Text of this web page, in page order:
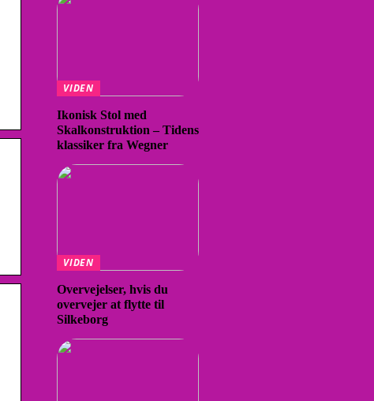
VIDEN
Ikonisk Stol med
Skalkonstruktion – Tidens
klassiker fra Wegner
VIDEN
Overvejelser, hvis du
overvejer at flytte til
Silkeborg